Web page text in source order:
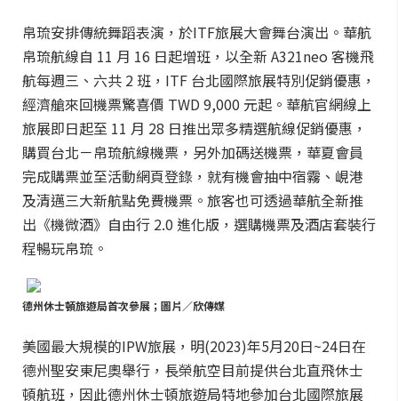
帛琉安排傳統舞蹈表演，於ITF旅展大會舞台演出。華航
帛琉航線自 11 月 16 日起增班，以全新 A321neo 客機飛
航每週三、六共 2 班，ITF 台北國際旅展特別促銷優惠，
經濟艙來回機票驚喜價 TWD 9,000 元起。華航官網線上
旅展即日起至 11 月 28 日推出眾多精選航線促銷優惠，
購買台北－帛琉航線機票，另外加碼送機票，華夏會員
完成購票並至活動網頁登錄，就有機會抽中宿霧、峴港
及清邁三大新航點免費機票。旅客也可透過華航全新推
出《機微酒》自由行 2.0 進化版，選購機票及酒店套裝行
程暢玩帛琉。
德州休士頓旅遊局首次參展；圖片／欣傳媒
美國最大規模的IPW旅展，明(2023)年5月20日~24日在
德州聖安東尼奧舉行，長榮航空目前提供台北直飛休士
頓航班，因此德州休士頓旅遊局特地參加台北國際旅展